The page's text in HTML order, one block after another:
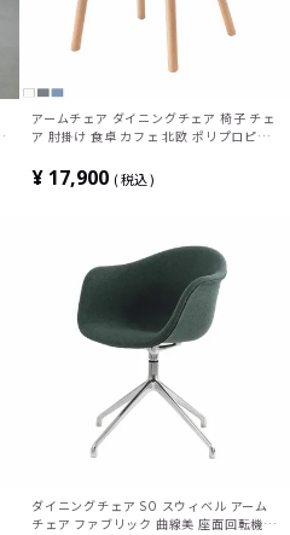
アームチェア ダイニングチェア 椅子 チェ
ア 肘掛け 食卓 カフェ 北欧 ポリプロピレ
ワイト
¥ 17,900 税込
ダイニングチェア SO スウィベル アーム
チェア ファブリック 曲線美 座面回転機能